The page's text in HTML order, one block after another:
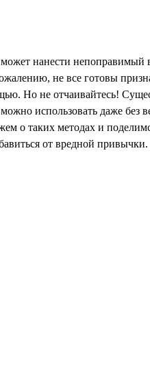
нанести непоправимый
не все готовы
Но не отчаивайтесь!
использовать даже без
о таких методах и
от вредной